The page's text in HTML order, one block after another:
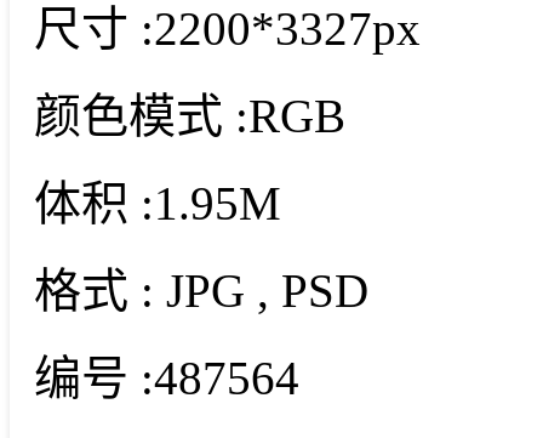
尺寸 :2200*3327px
颜色模式 :RGB
体积 :1.95M
格式 : JPG , PSD
编号 :487564